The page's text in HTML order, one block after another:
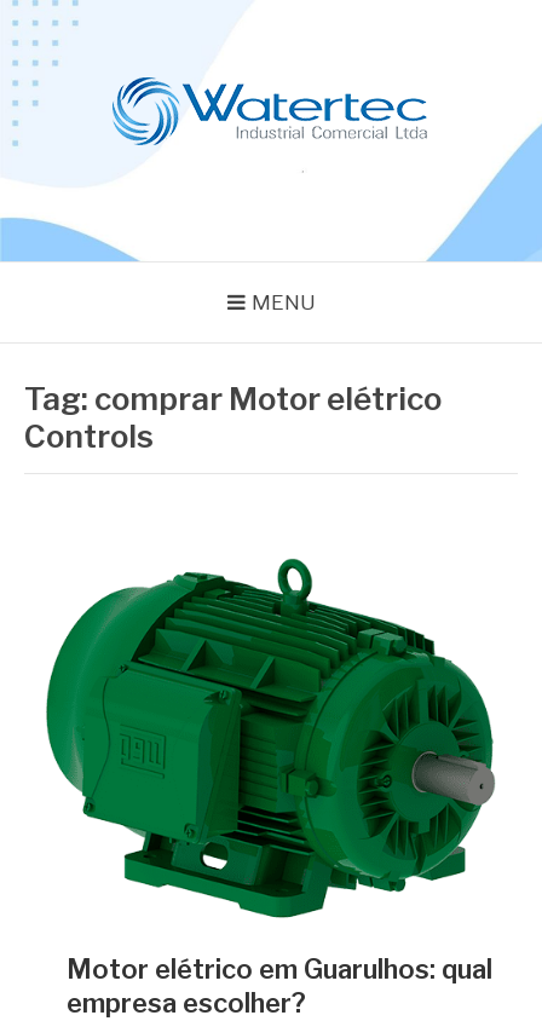
Pular
para
conteúdo
MENU
Tag: comprar Motor elétrico
Controls
Motor elétrico em Guarulhos: qual
empresa escolher?